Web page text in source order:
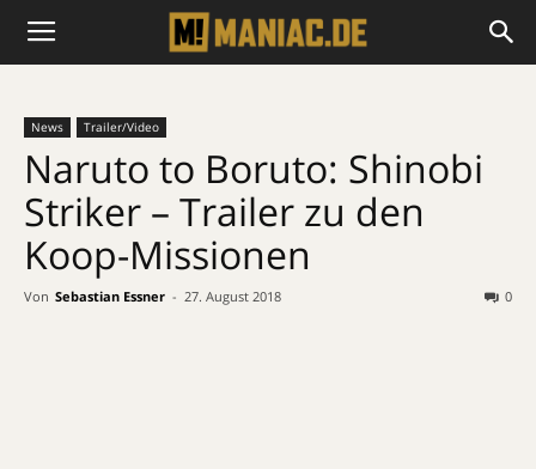
News Trailer/Video
Naruto to Boruto: Shinobi
Striker – Trailer zu den
Koop-Missionen
Von Sebastian Essner - 27. August 2018 0